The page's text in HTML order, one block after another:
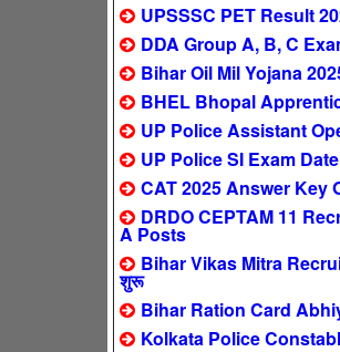
UPSSSC PET Result
DDA Group A, B, C
Bihar Oil Mil Yojana
BHEL Bhopal
UP Police Assistant
UP Police SI Exam Date
CAT 2025 Answer Key
DRDO CEPTAM 11
A Posts
Bihar Vikas Mitra
शुरू
Bihar Ration Card
Kolkata Police